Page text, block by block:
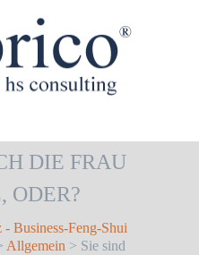
DIE FRAU
ODER?
Business-Feng-Shui
Allgemein > Sie sind